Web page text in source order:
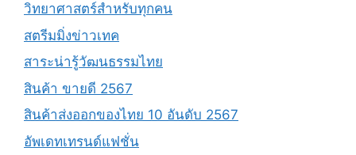
วิทยาศาสตร์สำหรับทุกคน
สตรีมมิ่งข่าวเทค
สาระน่ารู้วัฒนธรรมไทย
สินค้า ขายดี 2567
สินค้าส่งออกของไทย 10 อันดับ 2567
อัพเดทเทรนด์แฟชั่น